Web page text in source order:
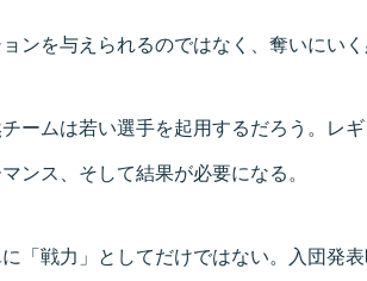
ンを与えられるのではなく、奪いにいく
ームは若い選手を起用するだろう。レ
ンス、そして結果が必要になる。
「戦力」としてだけではない。入団発